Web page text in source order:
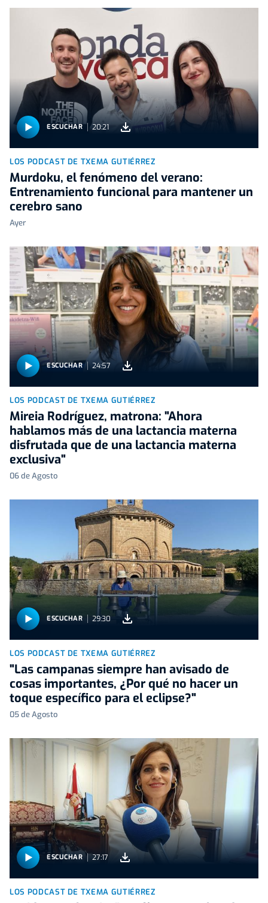
ESCUCHAR 20:21
LOS PODCAST DE TXEMA GUTIÉRREZ
Murdoku, el fenómeno del verano:
Entrenamiento funcional para mantener un
cerebro sano
Ayer
ESCUCHAR 24:57
LOS PODCAST DE TXEMA GUTIÉRREZ
Mireia Rodríguez, matrona: "Ahora
hablamos más de una lactancia materna
disfrutada que de una lactancia materna
exclusiva"
06 de Agosto
ESCUCHAR 29:30
LOS PODCAST DE TXEMA GUTIÉRREZ
"Las campanas siempre han avisado de
cosas importantes, ¿Por qué no hacer un
toque específico para el eclipse?"
05 de Agosto
ESCUCHAR 27:17
LOS PODCAST DE TXEMA GUTIÉRREZ